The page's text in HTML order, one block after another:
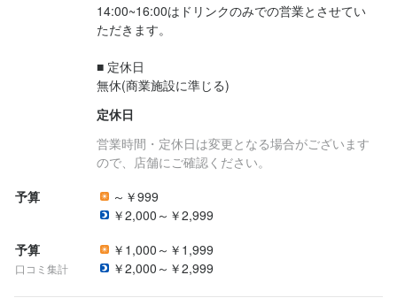
14:00~16:00はドリンクのみでの営業とさせてい
ただきます。
■ 定休日
無休(商業施設に準じる)
定休日
営業時間・定休日は変更となる場合がございます
ので、店舗にご確認ください。
予算
～￥999
￥2,000～￥2,999
予算
口コミ集計
￥1,000～￥1,999
￥2,000～￥2,999